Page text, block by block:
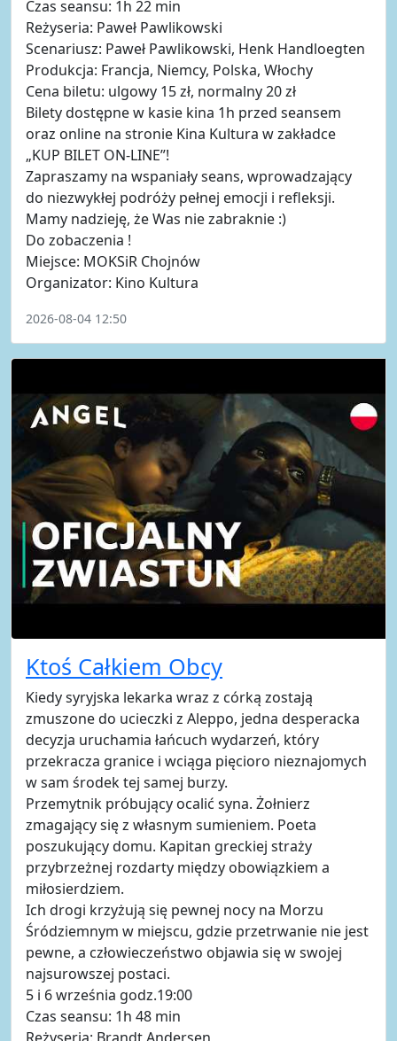
Czas seansu: 1h 22 min
Reżyseria: Paweł Pawlikowski
Scenariusz: Paweł Pawlikowski, Henk Handloegten
Produkcja: Francja, Niemcy, Polska, Włochy
Cena biletu: ulgowy 15 zł, normalny 20 zł
Bilety dostępne w kasie kina 1h przed seansem
oraz online na stronie Kina Kultura w zakładce
„KUP BILET ON-LINE”!
Zapraszamy na wspaniały seans, wprowadzający
do niezwykłej podróży pełnej emocji i refleksji.
Mamy nadzieję, że Was nie zabraknie :)
Do zobaczenia !
Miejsce: MOKSiR Chojnów
Organizator: Kino Kultura
2026-08-04 12:50
Ktoś Całkiem Obcy
Kiedy syryjska lekarka wraz z córką zostają
zmuszone do ucieczki z Aleppo, jedna desperacka
decyzja uruchamia łańcuch wydarzeń, który
przekracza granice i wciąga pięcioro nieznajomych
w sam środek tej samej burzy.
Przemytnik próbujący ocalić syna. Żołnierz
zmagający się z własnym sumieniem. Poeta
poszukujący domu. Kapitan greckiej straży
przybrzeżnej rozdarty między obowiązkiem a
miłosierdziem.
Ich drogi krzyżują się pewnej nocy na Morzu
Śródziemnym w miejscu, gdzie przetrwanie nie jest
pewne, a człowieczeństwo objawia się w swojej
najsurowszej postaci.
5 i 6 września godz.19:00
Czas seansu: 1h 48 min